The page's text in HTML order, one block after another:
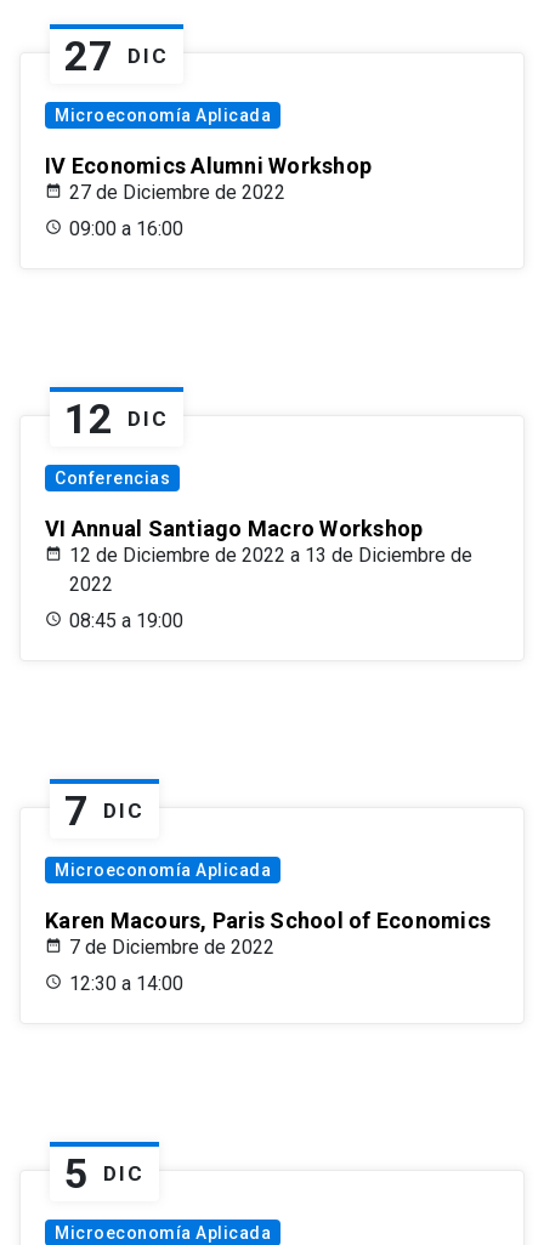
27 DIC
Microeconomía Aplicada
IV Economics Alumni Workshop
27 de Diciembre de 2022
09:00 a 16:00
12 DIC
Conferencias
VI Annual Santiago Macro Workshop
12 de Diciembre de 2022 a 13 de Diciembre de
2022
08:45 a 19:00
7 DIC
Microeconomía Aplicada
Karen Macours, Paris School of Economics
7 de Diciembre de 2022
12:30 a 14:00
5 DIC
Microeconomía Aplicada